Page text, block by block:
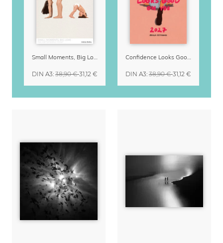
Small Moments, Big Love – Mutterschaftskalender von Giselle Dekel
DIN A3: 38,90 €31,12 €
Confidence Looks Good On You Kalender 2027
DIN A3: 38,90 €31,12 €